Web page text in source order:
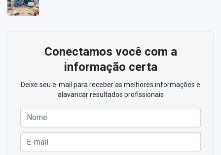
Conectamos você com a
informação certa
Deixe seu e-mail para receber as melhores informações e
alavancar resultados profissionais